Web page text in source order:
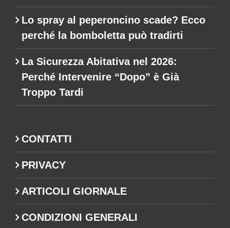
Lo spray al peperoncino scade? Ecco
perché la bomboletta può tradirti
La Sicurezza Abitativa nel 2026:
Perché Intervenire “Dopo” è Già
Troppo Tardi
CONTATTI
PRIVACY
ARTICOLI GIORNALE
CONDIZIONI GENERALI